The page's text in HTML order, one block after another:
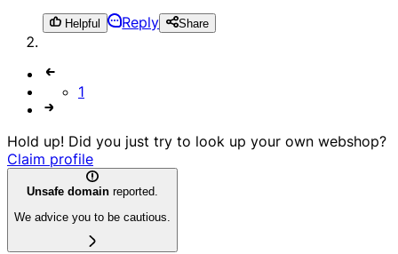
Helpful Reply Share
1
Hold up! Did you just try to look up your own webshop?
Claim profile
Unsafe domain reported.
We advice you to be cautious.